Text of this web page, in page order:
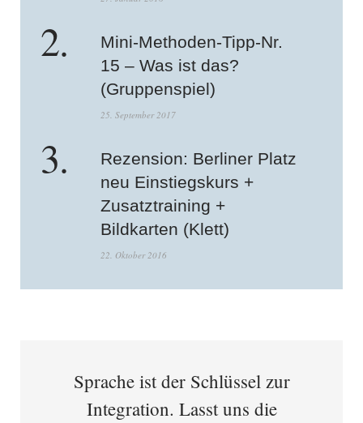
Mini-Methoden-Tipp-Nr.
15 – Was ist das?
(Gruppenspiel)
25. September 2017
Rezension: Berliner Platz
neu Einstiegskurs +
Zusatztraining +
Bildkarten (Klett)
22. Oktober 2016
Sprache ist der Schlüssel zur
Integration. Lasst uns die